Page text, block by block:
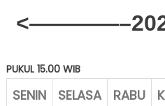
PUKUL 15.00 WIB
SENIN SELASA RABU